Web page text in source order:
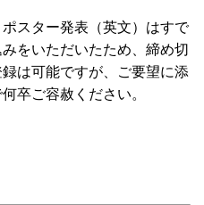
スター発表（英文）はすで
をいただいたため、締め切
は可能ですが、ご要望に添
卒ご容赦ください。